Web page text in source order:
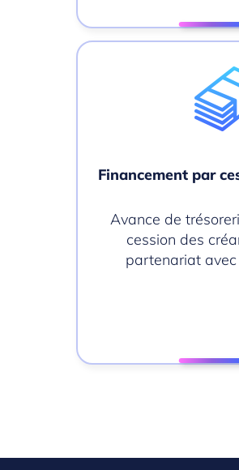
Financement par
Avance de
cession des
partenariat